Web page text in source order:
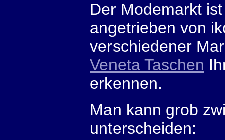
Der Modemarkt
angetrieben von
verschiedener
Veneta Taschen
erkennen.
Man kann grob
unterscheiden: